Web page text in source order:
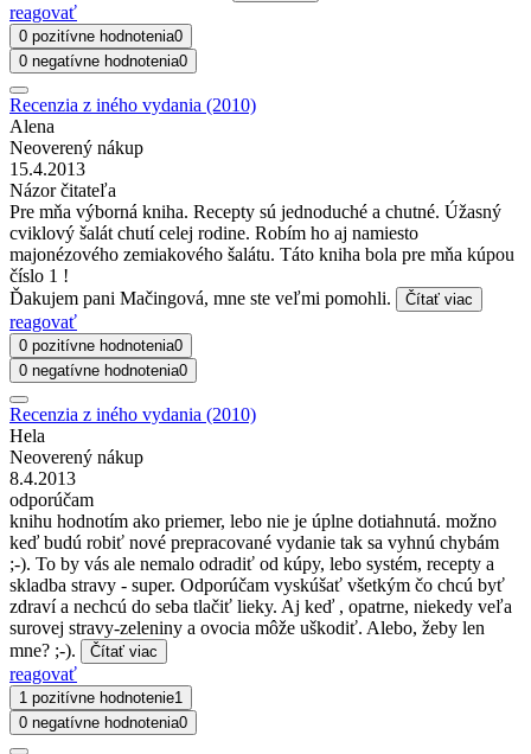
reagovať
0 pozitívne hodnotenia0
0 negatívne hodnotenia0
Recenzia z iného vydania (2010)
Alena
Neoverený nákup
15.4.2013
Názor čitateľa
Pre mňa výborná kniha. Recepty sú jednoduché a chutné. Úžasný
cviklový šalát chutí celej rodine. Robím ho aj namiesto
majonézového zemiakového šalátu. Táto kniha bola pre mňa kúpou
číslo 1 !
Ďakujem pani Mačingová, mne ste veľmi pomohli.
Čítať viac
reagovať
0 pozitívne hodnotenia0
0 negatívne hodnotenia0
Recenzia z iného vydania (2010)
Hela
Neoverený nákup
8.4.2013
odporúčam
knihu hodnotím ako priemer, lebo nie je úplne dotiahnutá. možno
keď budú robiť nové prepracované vydanie tak sa vyhnú chybám
;-). To by vás ale nemalo odradiť od kúpy, lebo systém, recepty a
skladba stravy - super. Odporúčam vyskúšať všetkým čo chcú byť
zdraví a nechcú do seba tlačiť lieky. Aj keď , opatrne, niekedy veľa
surovej stravy-zeleniny a ovocia môže uškodiť. Alebo, žeby len
mne? ;-).
Čítať viac
reagovať
1 pozitívne hodnotenie1
0 negatívne hodnotenia0